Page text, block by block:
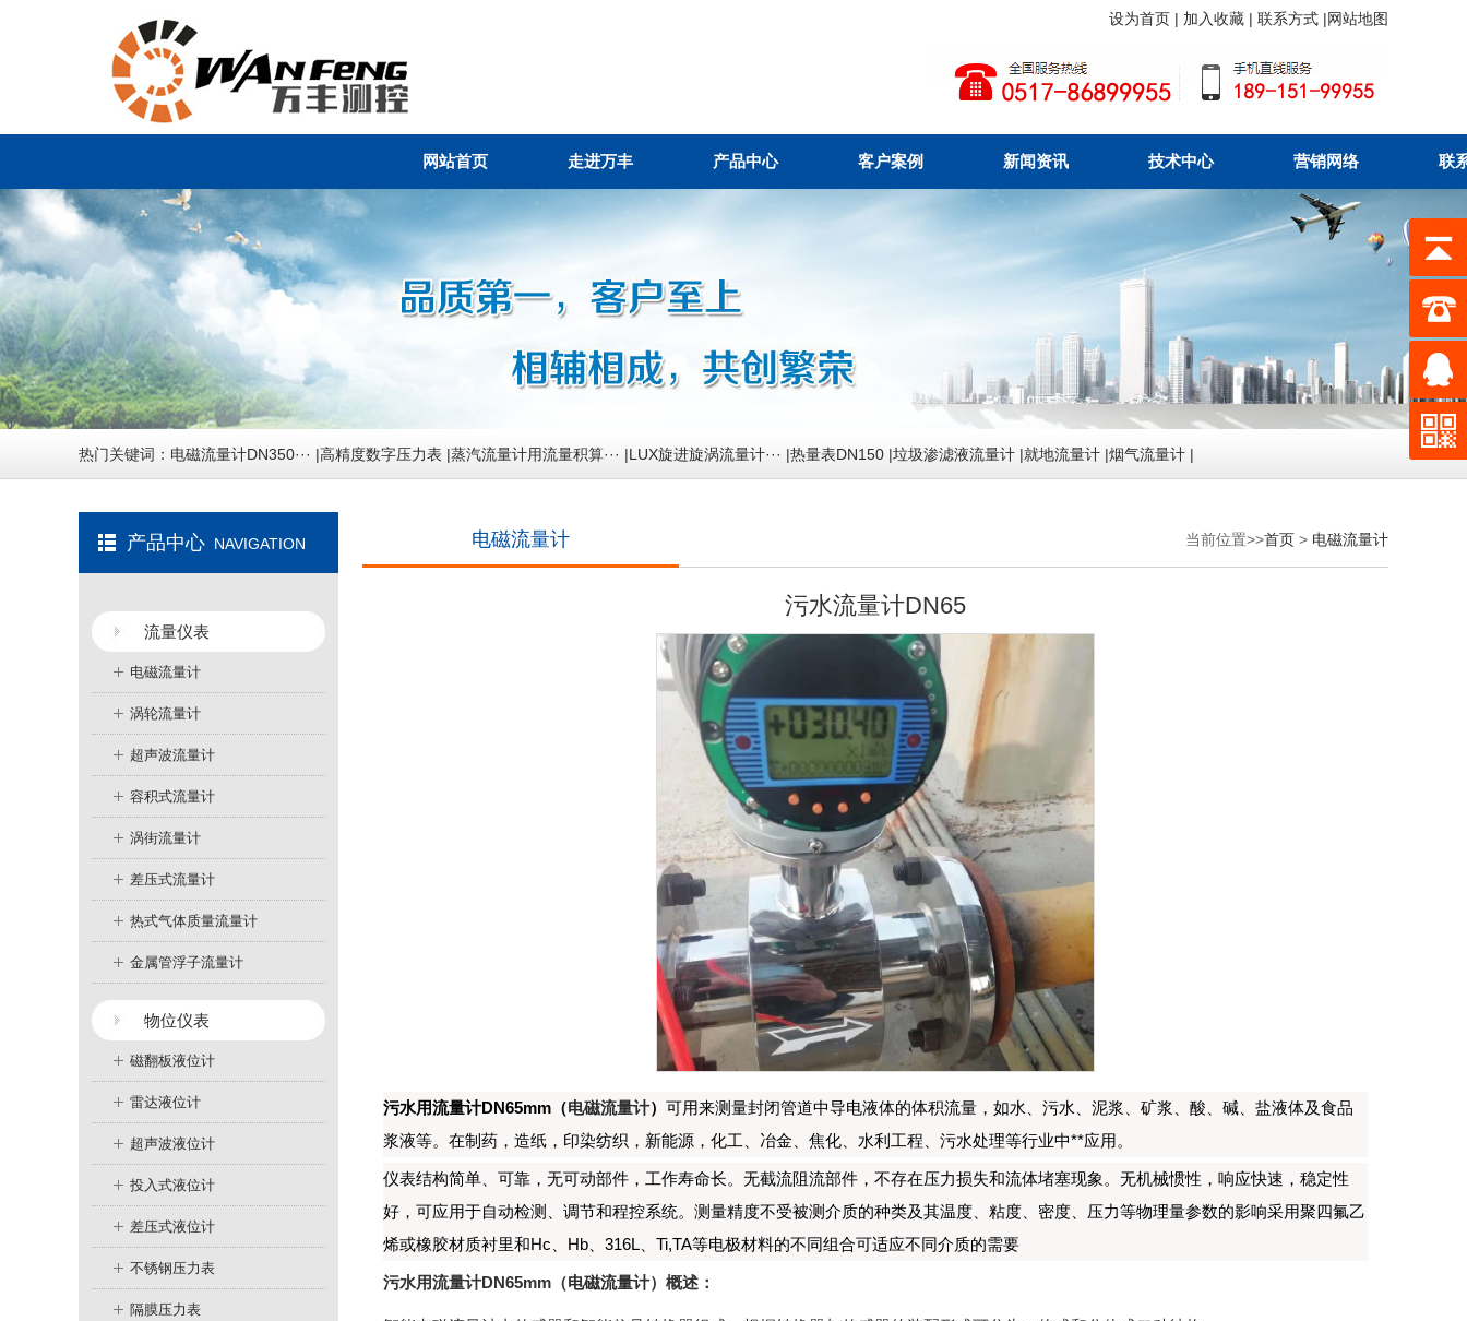
设为首页 | 加入收藏 | 联系方式 |网站地图
网站首页 走进万丰 产品中心 客户案例 新闻资讯 技术中心 营销网络 联
热门关键词： 电磁流量计DN350··· |高精度数字压力表 |蒸汽流量计用流量积算··· |LUX旋进旋涡流量计··· |热量表DN150 |垃圾渗滤液流量计 |就地流量计 |烟气流量计 |
产品中心 NAVIGATION
流量仪表
电磁流量计
涡轮流量计
超声波流量计
容积式流量计
涡街流量计
差压式流量计
热式气体质量流量计
金属管浮子流量计
物位仪表
磁翻板液位计
雷达液位计
超声波液位计
投入式液位计
差压式液位计
不锈钢压力表
隔膜压力表
电磁流量计 当前位置>>首页 > 电磁流量计
污水流量计DN65
污水用流量计DN65mm（电磁流量计） 可用来测量封闭管道中导电液体的体积流量，如水、污水、泥浆、矿浆、酸、碱、盐液体及食品
浆液等。在制药，造纸，印染纺织，新能源，化工、冶金、焦化、水利工程、污水处理等行业中**应用。
仪表结构简单、可靠，无可动部件，工作寿命长。无截流阻流部件，不存在压力损失和流体堵塞现象。无机械惯性，响应快速，稳定性
好，可应用于自动检测、调节和程控系统。测量精度不受被测介质的种类及其温度、粘度、密度、压力等物理量参数的影响采用聚四氟乙
烯或橡胶材质衬里和Hc、Hb、316L、Ti,TA等电极材料的不同组合可适应不同介质的需要
污水用流量计DN65mm（电磁流量计）概述：